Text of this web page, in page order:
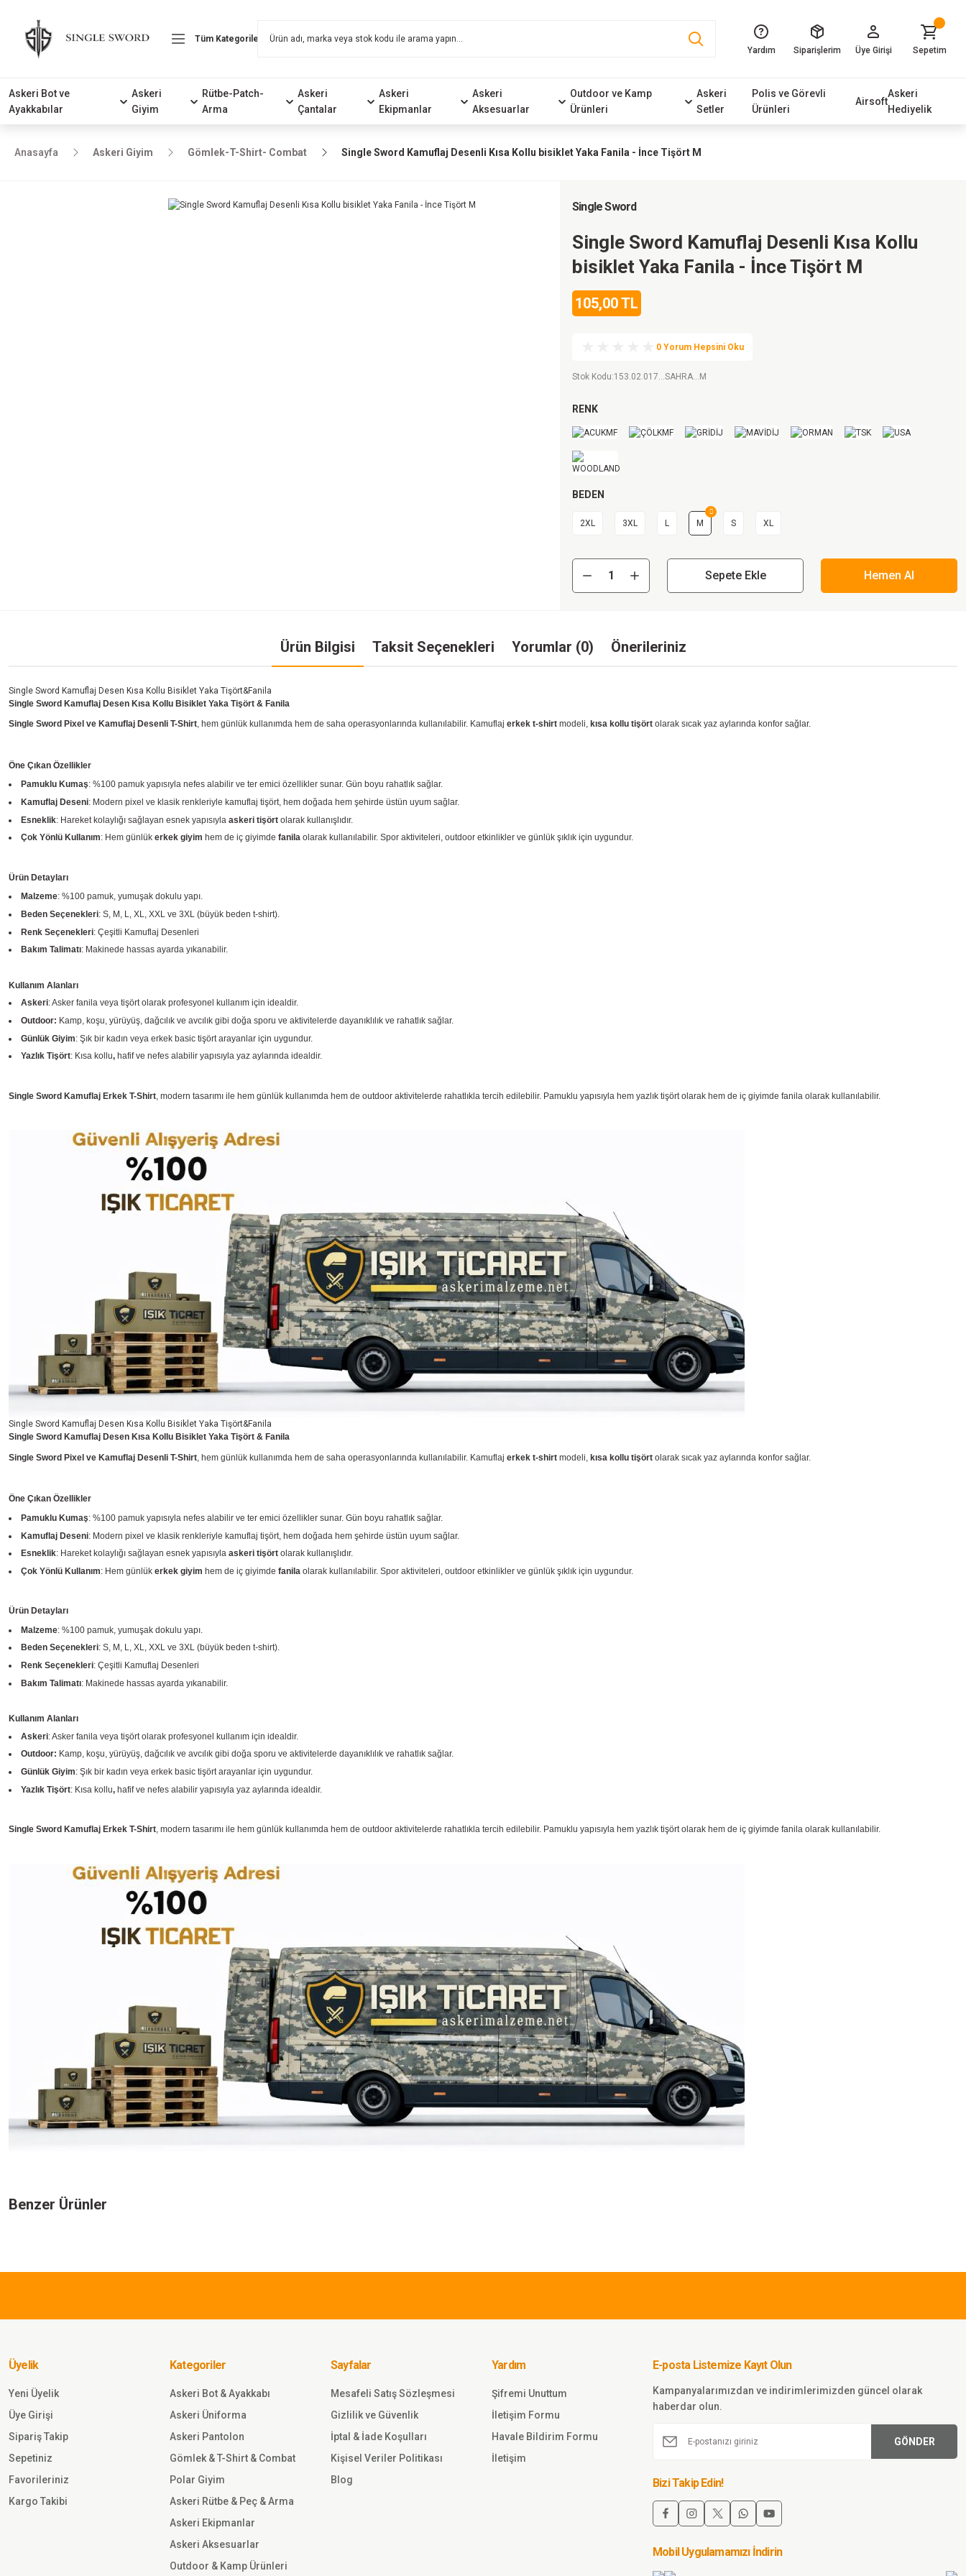
Yardım Siparişlerim Üye Girişi Sepetim
Askeri Bot ve
Ayakkabılar
Askeri
Giyim
Rütbe-Patch-
Arma
Askeri
Çantalar
Askeri
Ekipmanlar
Askeri
Aksesuarlar
Outdoor ve Kamp
Ürünleri
Askeri
Setler
Polis ve Görevli
Ürünleri
Airsoft
Askeri
Hediyelik
Anasayfa Askeri Giyim Gömlek-T-Shirt- Combat Single Sword Kamuflaj Desenli Kısa Kollu bisiklet Yaka Fanila - İnce Tişört M
Single Sword
Single Sword Kamuflaj Desenli Kısa Kollu
bisiklet Yaka Fanila - İnce Tişört M
105,00 TL
0 Yorum Hepsini Oku
Stok Kodu:153.02.017...SAHRA...M
RENK
BEDEN
2XL 3XL L M S XL
Sepete Ekle Hemen Al
Ürün Bilgisi Taksit Seçenekleri Yorumlar (0) Önerileriniz
Single Sword Kamuflaj Desen Kısa Kollu Bisiklet Yaka Tişört&Fanila
Single Sword Kamuflaj Desen Kısa Kollu Bisiklet Yaka Tişört & Fanila
Single Sword Pixel ve Kamuflaj Desenli T-Shirt, hem günlük kullanımda hem de saha operasyonlarında kullanılabilir. Kamuflaj erkek t-shirt modeli, kısa kollu tişört olarak sıcak yaz aylarında konfor sağlar.
Öne Çıkan Özellikler
Pamuklu Kumaş: %100 pamuk yapısıyla nefes alabilir ve ter emici özellikler sunar. Gün boyu rahatlık sağlar.
Kamuflaj Deseni: Modern pixel ve klasik renkleriyle kamuflaj tişört, hem doğada hem şehirde üstün uyum sağlar.
Esneklik: Hareket kolaylığı sağlayan esnek yapısıyla askeri tişört olarak kullanışlıdır.
Çok Yönlü Kullanım: Hem günlük erkek giyim hem de iç giyimde fanila olarak kullanılabilir. Spor aktiviteleri, outdoor etkinlikler ve günlük şıklık için uygundur.
Ürün Detayları
Malzeme: %100 pamuk, yumuşak dokulu yapı.
Beden Seçenekleri: S, M, L, XL, XXL ve 3XL (büyük beden t-shirt).
Renk Seçenekleri: Çeşitli Kamuflaj Desenleri
Bakım Talimatı: Makinede hassas ayarda yıkanabilir.
Kullanım Alanları
Askeri: Asker fanila veya tişört olarak profesyonel kullanım için idealdir.
Outdoor: Kamp, koşu, yürüyüş, dağcılık ve avcılık gibi doğa sporu ve aktivitelerde dayanıklılık ve rahatlık sağlar.
Günlük Giyim: Şık bir kadın veya erkek basic tişört arayanlar için uygundur.
Yazlık Tişört: Kısa kollu, hafif ve nefes alabilir yapısıyla yaz aylarında idealdir.
Single Sword Kamuflaj Erkek T-Shirt , modern tasarımı ile hem günlük kullanımda hem de outdoor aktivitelerde rahatlıkla tercih edilebilir. Pamuklu yapısıyla hem yazlık tişört olarak hem de iç giyimde fanila olarak kullanılabilir.
Single Sword Kamuflaj Desen Kısa Kollu Bisiklet Yaka Tişört&Fanila
Single Sword Kamuflaj Desen Kısa Kollu Bisiklet Yaka Tişört & Fanila
Single Sword Pixel ve Kamuflaj Desenli T-Shirt, hem günlük kullanımda hem de saha operasyonlarında kullanılabilir. Kamuflaj erkek t-shirt modeli, kısa kollu tişört olarak sıcak yaz aylarında konfor sağlar.
Öne Çıkan Özellikler
Pamuklu Kumaş: %100 pamuk yapısıyla nefes alabilir ve ter emici özellikler sunar. Gün boyu rahatlık sağlar.
Kamuflaj Deseni: Modern pixel ve klasik renkleriyle kamuflaj tişört, hem doğada hem şehirde üstün uyum sağlar.
Esneklik: Hareket kolaylığı sağlayan esnek yapısıyla askeri tişört olarak kullanışlıdır.
Çok Yönlü Kullanım: Hem günlük erkek giyim hem de iç giyimde fanila olarak kullanılabilir. Spor aktiviteleri, outdoor etkinlikler ve günlük şıklık için uygundur.
Ürün Detayları
Malzeme: %100 pamuk, yumuşak dokulu yapı.
Beden Seçenekleri: S, M, L, XL, XXL ve 3XL (büyük beden t-shirt).
Renk Seçenekleri: Çeşitli Kamuflaj Desenleri
Bakım Talimatı: Makinede hassas ayarda yıkanabilir.
Kullanım Alanları
Askeri: Asker fanila veya tişört olarak profesyonel kullanım için idealdir.
Outdoor: Kamp, koşu, yürüyüş, dağcılık ve avcılık gibi doğa sporu ve aktivitelerde dayanıklılık ve rahatlık sağlar.
Günlük Giyim: Şık bir kadın veya erkek basic tişört arayanlar için uygundur.
Yazlık Tişört: Kısa kollu, hafif ve nefes alabilir yapısıyla yaz aylarında idealdir.
Single Sword Kamuflaj Erkek T-Shirt, modern tasarımı ile hem günlük kullanımda hem de outdoor aktivitelerde rahatlıkla tercih edilebilir. Pamuklu yapısıyla hem yazlık tişört olarak hem de iç giyimde fanila olarak kullanılabilir.
Gönder
Benzer Ürünler
Sepete Ekle
Single
Sepete
Single Sword
Single Sword Regular Fit Polo Yaka
Kısa Kollu Erkek Tişört KAHVERENGİ
Sepete Ekle
Üyelik
Yeni Üyelik
Üye Girişi
Sipariş Takip
Sepetiniz
Favorileriniz
Kargo Takibi
Kategoriler
Askeri Bot & Ayakkabı
Askeri Üniforma
Askeri Pantolon
Gömlek & T-Shirt & Combat
Polar Giyim
Askeri Rütbe & Peç & Arma
Askeri Ekipmanlar
Askeri Aksesuarlar
Outdoor & Kamp Ürünleri
Sayfalar
Mesafeli Satış Sözleşmesi
Gizlilik ve Güvenlik
İptal & İade Koşulları
Kişisel Veriler Politikası
Blog
Yardım
Şifremi Unuttum
İletişim Formu
Havale Bildirim Formu
İletişim
E-posta Listemize Kayıt Olun
Kampanyalarımızdan ve indirimlerimizden güncel olarak
haberdar olun.
GÖNDER
Bizi Takip Edin!
Mobil Uygulamamızı İndirin